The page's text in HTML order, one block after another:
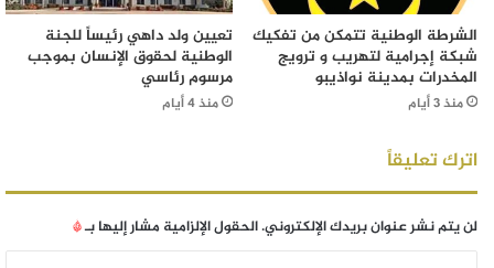
الشرطة الوطنية تتمكن من تفكيك
شبكة إجرامية لتهريب و ترويج
المخدرات بمدينة نواذيبو
منذ 3 أيام
تعيين ولد داهي رئيساً للجنة
الوطنية لحقوق الإنسان بموجب
مرسوم رئاسي
منذ 4 أيام
اترك تعليقاً
لن يتم نشر عنوان بريدك الإلكتروني.الحقول الإلزامية مشار إليها بـ*